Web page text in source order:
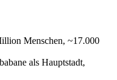
Menschen, ~17.000
als Hauptstadt,